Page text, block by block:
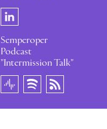
Semperoper
Podcast
"Intermission Talk"